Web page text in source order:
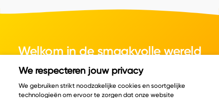
Welkom in de smaakvolle wereld
van kaas.
We respecteren jouw privacy
We gebruiken strikt noodzakelijke cookies en soortgelijke
technologieën om ervoor te zorgen dat onze website